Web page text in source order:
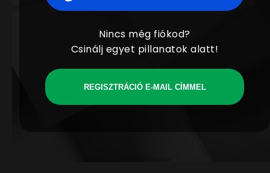
Nincs még fiókod?
Csinálj egyet pillanatok alatt!
REGISZTRÁCIÓ E-MAIL CÍMMEL